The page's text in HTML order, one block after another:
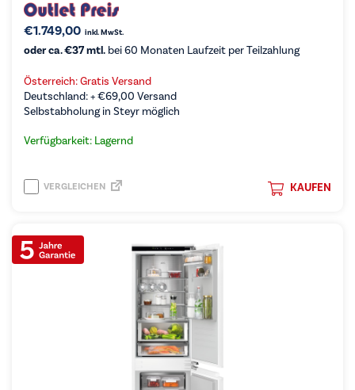
€1.749,00 inkl. MwSt.
oder ca. €37 mtl. bei 60 Monaten Laufzeit per Teilzahlung
Österreich: Gratis Versand
Deutschland: +€69,00 Versand
Selbstabholung in Steyr möglich
Verfügbarkeit: Lagernd
KAUFEN
VERGLEICHEN